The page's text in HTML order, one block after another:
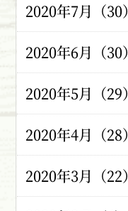
2020年7月（30）
2020年6月（30）
2020年5月（29）
2020年4月（28）
2020年3月（22）